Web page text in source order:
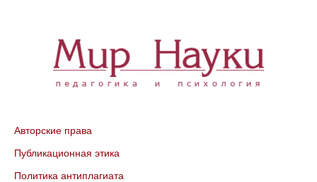
Авторские права
Публикационная этика
Политика антиплагиата